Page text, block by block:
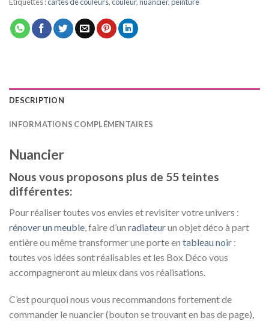
DESCRIPTION
INFORMATIONS COMPLÉMENTAIRES
Nuancier
Nous vous proposons plus de 55 teintes
différentes:
Pour réaliser toutes vos envies et revisiter votre univers :
rénover un meuble , faire d’un radiateurun objet déco à part
entière ou même transformer une porte en tableau noir :
toutes vos idées sont réalisables et les Box Déco vous
accompagneront au mieux dans vos réalisations.
C’est pourquoi nous vous recommandons fortement de
commander le nuancier (bouton se trouvant en bas de page),